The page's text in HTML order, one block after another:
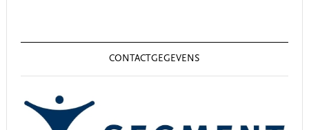
CONTACTGEGEVENS